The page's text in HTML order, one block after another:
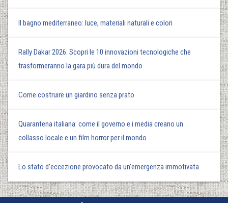
Il bagno mediterraneo: luce, materiali naturali e colori
Rally Dakar 2026: Scopri le 10 innovazioni tecnologiche che
trasformeranno la gara più dura del mondo
Come costruire un giardino senza prato
Quarantena italiana: come il governo e i media creano un
collasso locale e un film horror per il mondo
Lo stato d’eccezione provocato da un’emergenza immotivata